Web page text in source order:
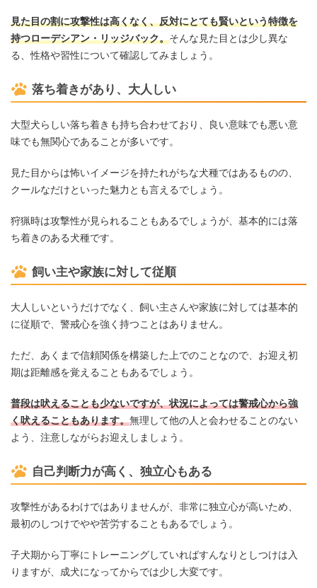
見た目の割に攻撃性は高くなく、反対にとても賢いという特徴を
持つローデシアン・リッジバック。そんな見た目とは少し異な
る、性格や習性について確認してみましょう。
落ち着きがあり、大人しい
大型犬らしい落ち着きも持ち合わせており、良い意味でも悪い意
味でも無関心であることが多いです。
見た目からは怖いイメージを持たれがちな犬種ではあるものの、
クールなだけといった魅力とも言えるでしょう。
狩猟時は攻撃性が見られることもあるでしょうが、基本的には落
ち着きのある犬種です。
飼い主や家族に対して従順
大人しいというだけでなく、飼い主さんや家族に対しては基本的
に従順で、警戒心を強く持つことはありません。
ただ、あくまで信頼関係を構築した上でのことなので、お迎え初
期は距離感を覚えることもあるでしょう。
普段は吠えることも少ないですが、状況によっては警戒心から強
く吠えることもあります。無理して他の人と会わせることのない
よう、注意しながらお迎えしましょう。
自己判断力が高く、独立心もある
攻撃性があるわけではありませんが、非常に独立心が高いため、
最初のしつけでやや苦労することもあるでしょう。
子犬期から丁寧にトレーニングしていればすんなりとしつけは入
りますが、成犬になってからでは少し大変です。